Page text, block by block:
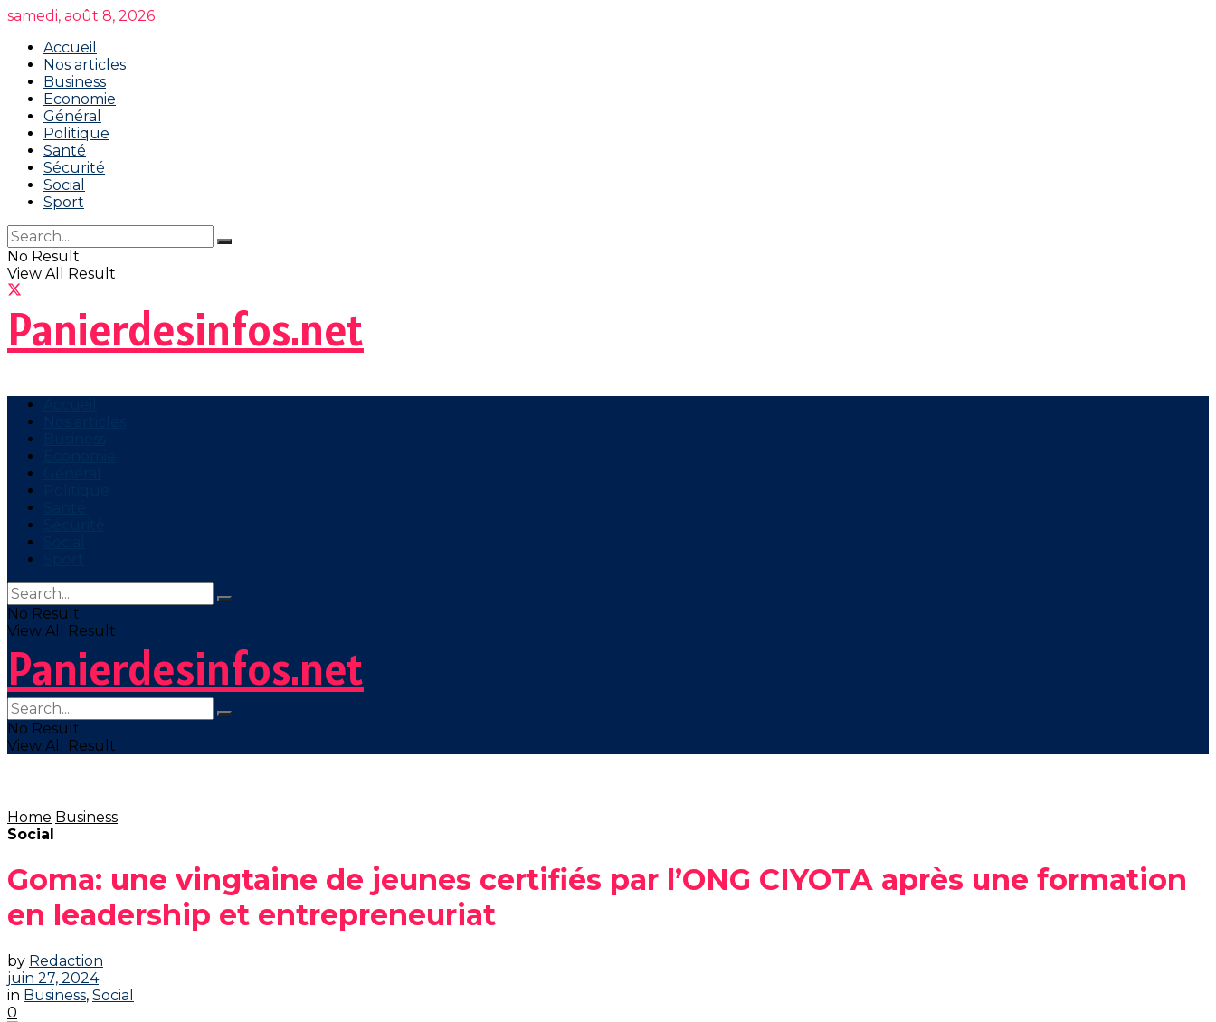
samedi, août 8, 2026
Accueil
Nos articles
Business
Economie
Général
Politique
Santé
Sécurité
Social
Sport
No Result
View All Result
Panierdesinfos.net
No Result
View All Result
Panierdesinfos.net
No Result
View All Result
Home Business
Social
Goma: une vingtaine de jeunes certifiés par l’ONG CIYOTA après une formation
en leadership et entrepreneuriat
by Redaction
juin 27, 2024
in Business, Social
0